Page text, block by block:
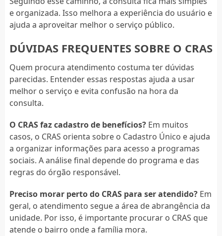
e organizada. Isso melhora a experiência do usuário e
ajuda a aproveitar melhor o serviço público.
DÚVIDAS FREQUENTES SOBRE O CRAS
Quem procura atendimento costuma ter dúvidas
parecidas. Entender essas respostas ajuda a usar
melhor o serviço e evita confusão na hora da
consulta.
O CRAS faz cadastro de benefícios?Em muitos
casos, o CRAS orienta sobre o Cadastro Único e ajuda
a organizar informações para acesso a programas
sociais. A análise final depende do programa e das
regras do órgão responsável.
Preciso morar perto do CRAS para ser atendido?Em
geral, o atendimento segue a área de abrangência da
unidade. Por isso, é importante procurar o CRAS que
atende o bairro onde a família mora.